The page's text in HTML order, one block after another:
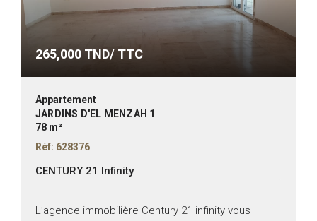
265,000 TND/ TTC
Appartement
JARDINS D'EL MENZAH 1
78 m²
Réf: 628376
CENTURY 21 Infinity
L’agence immobilière Century 21 infinity vous